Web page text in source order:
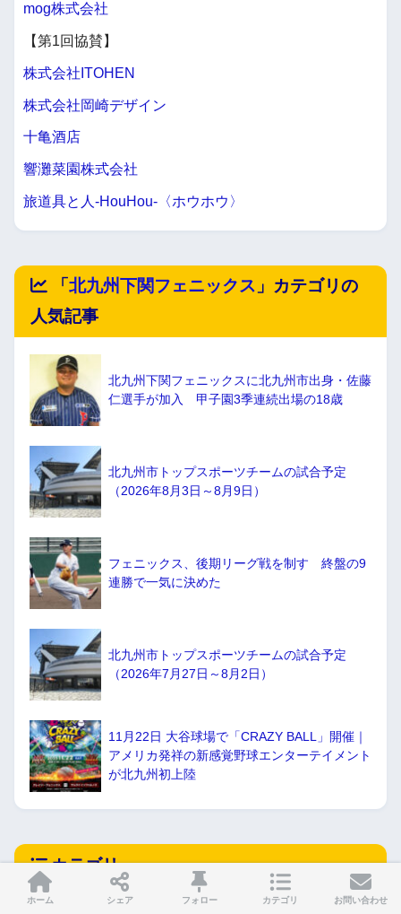
mog株式会社
【第1回協賛】
株式会社ITOHEN
株式会社岡崎デザイン
十亀酒店
響灘菜園株式会社
旅道具と人-HouHou-〈ホウホウ〉
「 北九州下関フェニックス 」カテゴリの
人気記事
北九州下関フェニックスに北九州市出身・佐藤
仁選手が加入 甲子園3季連続出場の18歳
北九州市トップスポーツチームの試合予定
（2026年8月3日～8月9日）
フェニックス、後期リーグ戦を制す 終盤の9
連勝で一気に決めた
北九州市トップスポーツチームの試合予定
（2026年7月27日～8月2日）
11月22日 大谷球場で「CRAZY BALL」開催｜
アメリカ発祥の新感覚野球エンターテイメント
が北九州初上陸
カテゴリー
ホーム シェア フォロー カテゴリ お問い合わせ